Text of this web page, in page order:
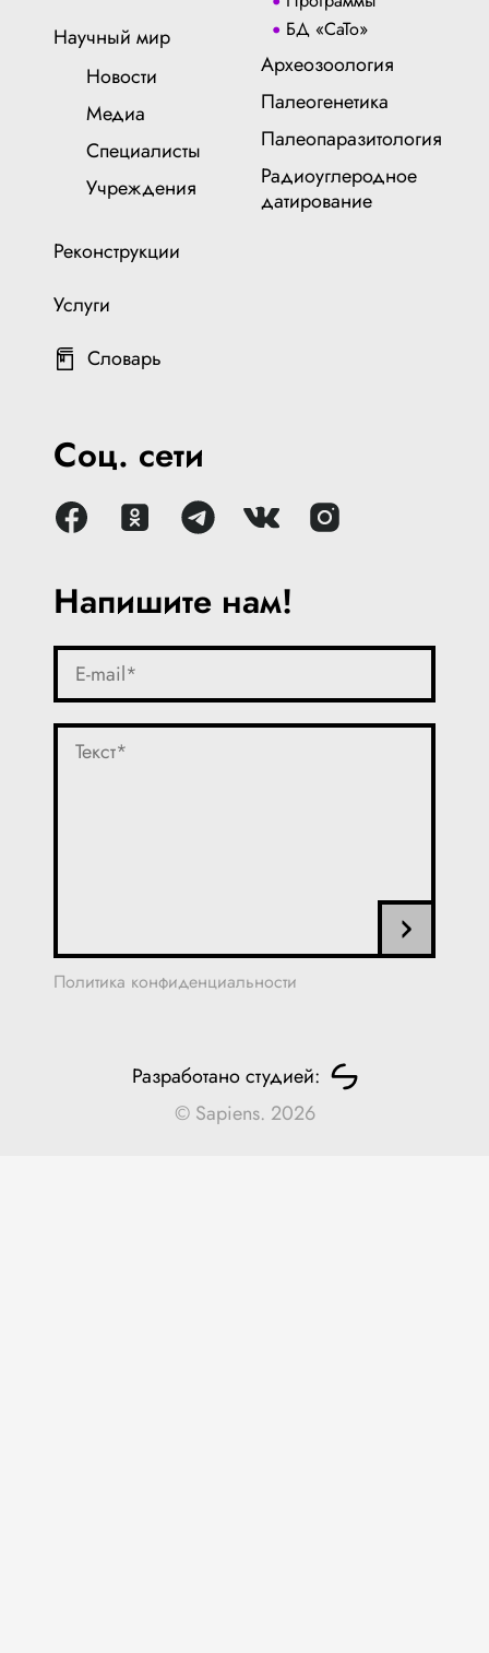
Напишите нам!
Политика конфиденциальности
Научный мир
Новости
Медиа
Специалисты
Учреждения
Реконструкции
Услуги
Словарь
БД «СаТо»
Археозоология
Палеогенетика
Палеопаразитология
Радиоуглеродное
датирование
Соц. сети
Разработано студией:
© Sapiens. 2026